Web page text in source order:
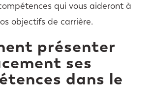
qui vous aideront à
objectifs de carrière.
présenter
ses
dans le